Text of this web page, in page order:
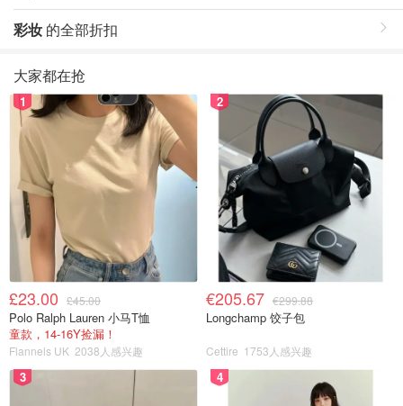
彩妆 的全部折扣
大家都在抢
1
£23.00 £45.00
Polo Ralph Lauren 小马T恤
童款，14-16Y捡漏！
Flannels UK 2038人感兴趣
2
€205.67 €299.88
Longchamp 饺子包
Cettire 1753人感兴趣
3 4